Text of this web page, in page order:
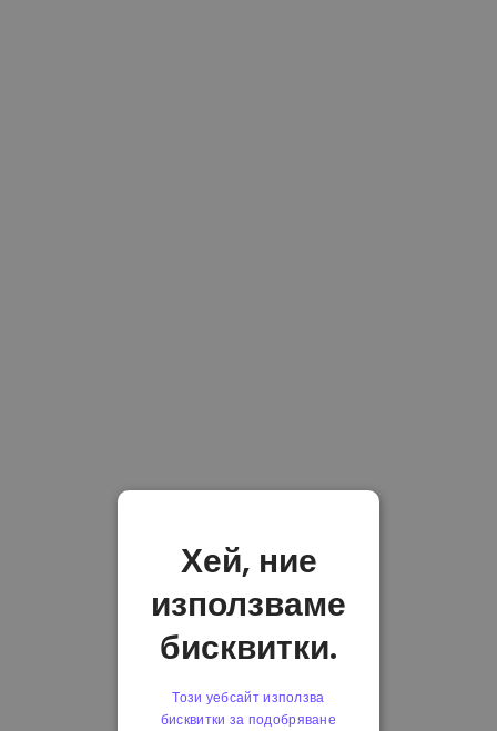
Хей, ние
използваме
бисквитки.
Този уебсайт използва
бисквитки за подобряване